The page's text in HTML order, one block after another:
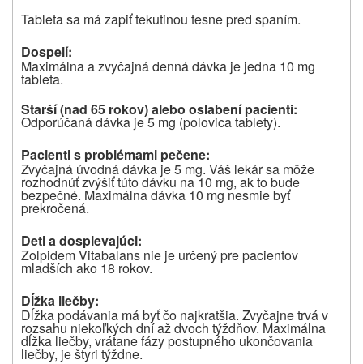
Tableta sa má zapiť tekutinou tesne pred spaním.
Dospelí:
Maximálna a zvyčajná denná dávka je jedna 10 mg
tableta.
Starší (nad 65 rokov) alebo oslabení pacienti:
Odporúčaná dávka je 5 mg (polovica tablety).
Pacienti s problémami pečene:
Zvyčajná úvodná dávka je 5 mg. Váš lekár sa môže
rozhodnúť zvýšiť túto dávku na 10 mg, ak to bude
bezpečné. Maximálna dávka 10 mg nesmie byť
prekročená.
Deti a dospievajúci:
Zolpidem Vitabalans nie je určený pre pacientov
mladších ako 18 rokov.
Dĺžka liečby:
Dĺžka podávania má byť čo najkratšia. Zvyčajne trvá v
rozsahu niekoľkých dní až dvoch týždňov. Maximálna
dĺžka liečby, vrátane fázy postupného ukončovania
liečby, je štyri týždne.